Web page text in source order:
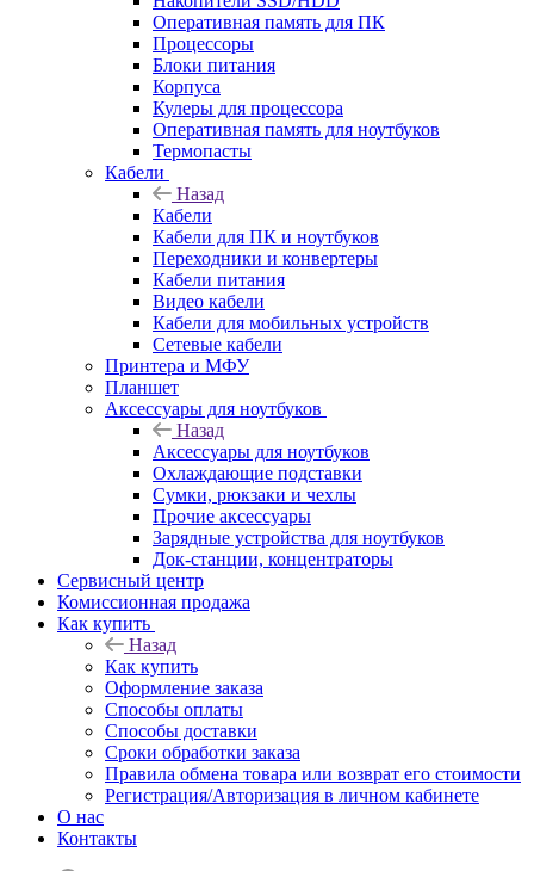
Оперативная память для ПК
Процессоры
Блоки питания
Корпуса
Кулеры для процессора
Оперативная память для ноутбуков
Термопасты
Кабели
Назад
Кабели
Кабели для ПК и ноутбуков
Переходники и конвертеры
Кабели питания
Видео кабели
Кабели для мобильных устройств
Сетевые кабели
Принтера и МФУ
Планшет
Аксессуары для ноутбуков
Назад
Аксессуары для ноутбуков
Охлаждающие подставки
Сумки, рюкзаки и чехлы
Прочие аксессуары
Зарядные устройства для ноутбуков
Док-станции, концентраторы
Сервисный центр
Комиссионная продажа
Как купить
Назад
Как купить
Оформление заказа
Способы оплаты
Способы доставки
Сроки обработки заказа
Правила обмена товара или возврат его стоимости
Регистрация/Авторизация в личном кабинете
О нас
Контакты